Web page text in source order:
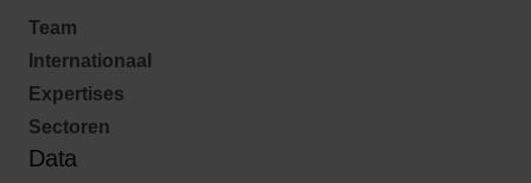
Team
Internationaal
Expertises
Sectoren
Data